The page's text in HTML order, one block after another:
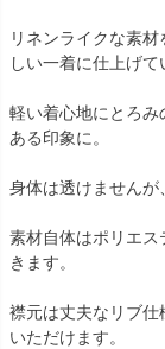
リネンライクな素
しい一着に仕上げて
軽い着心地にとろ
ある印象に。
身体は透けませんが
素材自体はポリエ
きます。
襟元は丈夫なリブ仕
いただけます。